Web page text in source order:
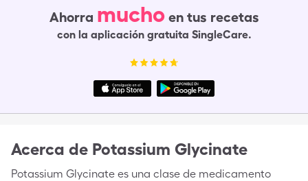
Ahorra mucho en tus recetas
con la aplicación gratuita SingleCare.
Acerca de Potassium Glycinate
Potassium Glycinate es una clase de medicamento